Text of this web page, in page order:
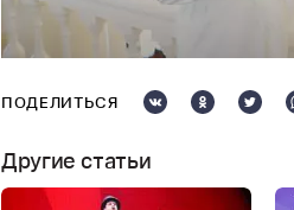
ПОДЕЛИТЬСЯ
Другие статьи